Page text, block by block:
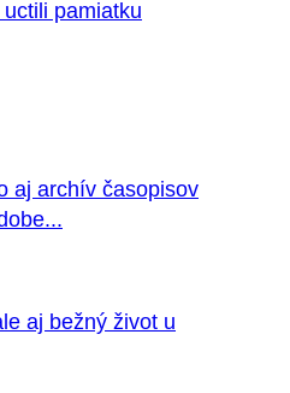
pamiatku
aj archív časopisov
aj bežný život u